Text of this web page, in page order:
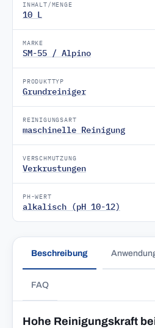
INHALT/MENGE
10 L
MARKE
SM-55 / Alpino
PRODUKTTYP
Grundreiniger
REINIGUNGSART
maschinelle Reinigung
VERSCHMUTZUNG
Verkrustungen
PH-WERT
alkalisch (pH 10-12)
Beschreibung
FAQ
Hohe Reinigungskraft